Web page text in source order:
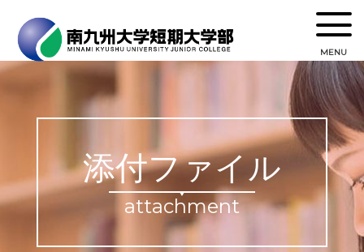
MENU
添付ファイル
attachment